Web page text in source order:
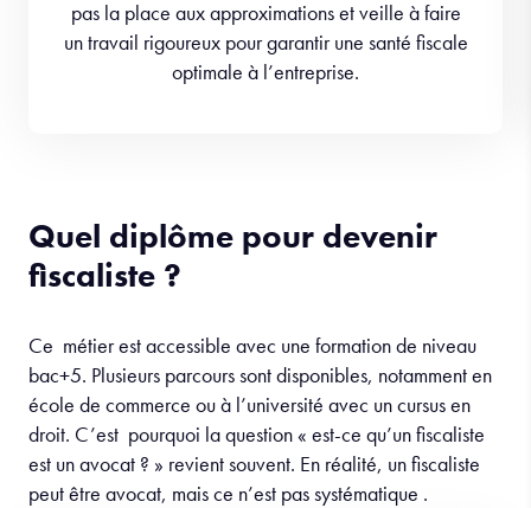
pas la place aux approximations et veille à faire
un travail rigoureux pour garantir une santé fiscale
optimale à l’entreprise.
Quel diplôme pour devenir
fiscaliste ?
Ce métier est accessible avec une formation de niveau
bac+5. Plusieurs parcours sont disponibles, notamment en
école de commerce ou à l’université avec un cursus en
droit. C’est pourquoi la question « est-ce qu’un fiscaliste
est un avocat ? » revient souvent. En réalité, un fiscaliste
peut être avocat, mais ce n’est pas systématique .